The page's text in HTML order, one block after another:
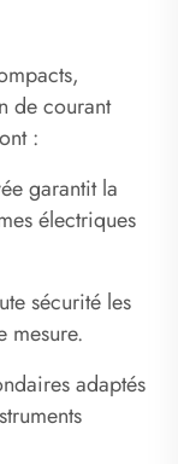
de courant
:
garantit la
électriques
sécurité les
mesure.
adaptés